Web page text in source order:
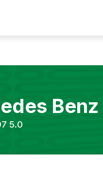
Benz
5.0